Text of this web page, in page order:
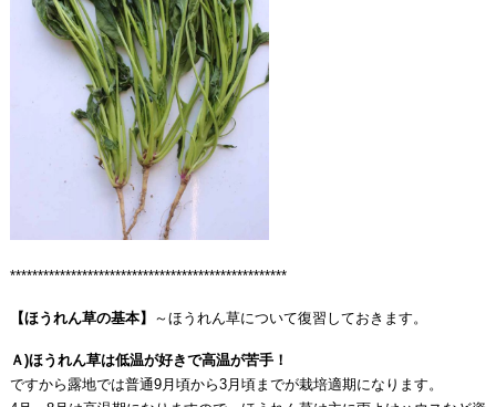
**************************************************
【ほうれん草の基本】 ～ほうれん草について復習しておきます。
Ａ)ほうれん草は低温が好きで高温が苦手！
ですから露地では普通9月頃から3月頃までが栽培適期になります。